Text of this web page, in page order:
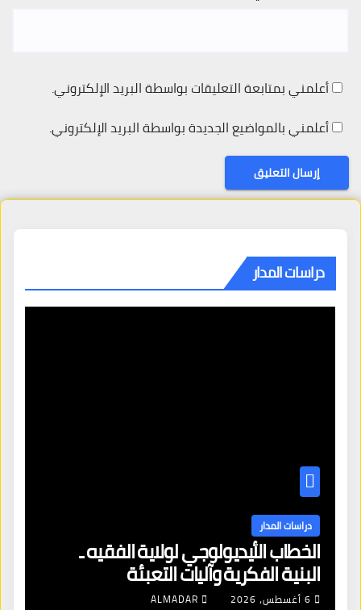
أعلمني بمتابعة التعليقات بواسطة البريد الإلكتروني.
أعلمني بالمواضيع الجديدة بواسطة البريد الإلكتروني.
دراسات المدار
دراسات المدار
الخطاب الأيديولوجي لولاية الفقيه ـ
البنية الفكرية وآليات التعبئة
6 أغسطس، 2026 ALMADAR